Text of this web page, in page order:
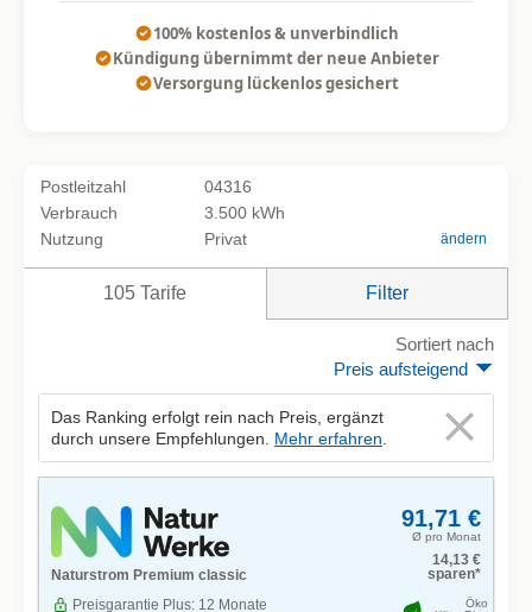
100% kostenlos & unverbindlich
Kündigung übernimmt der neue Anbieter
Versorgung lückenlos gesichert